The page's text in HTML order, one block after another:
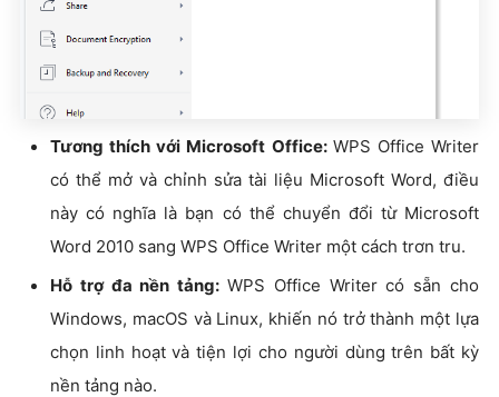
Tương thích với Microsoft Office: WPS Office Writer
có thể mở và chỉnh sửa tài liệu Microsoft Word, điều
này có nghĩa là bạn có thể chuyển đổi từ Microsoft
Word 2010 sang WPS Office Writer một cách trơn tru.
Hỗ trợ đa nền tảng: WPS Office Writer có sẵn cho
Windows, macOS và Linux, khiến nó trở thành một lựa
chọn linh hoạt và tiện lợi cho người dùng trên bất kỳ
nền tảng nào.